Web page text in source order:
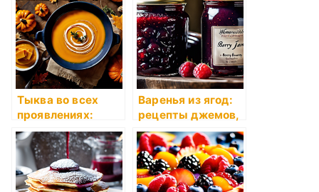
Тыква во всех
проявлениях:
рецепты супов,
запеканок,
пирогов и
десертов с
Варенья из ягод:
рецепты джемов,
повидла и варенья
из сезонных ягод